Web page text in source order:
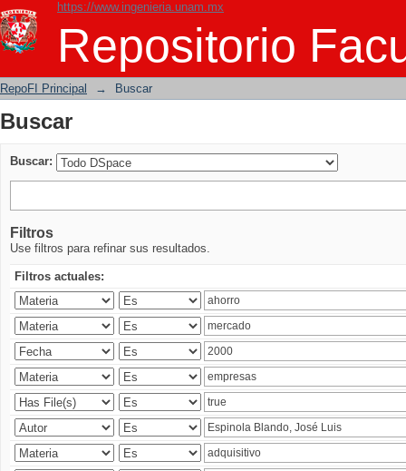
https://www.ingenieria.unam.mx
Repositorio
Buscar
RepoFI Principal → Buscar
Buscar
Buscar:
Filtros
Use filtros para refinar sus resultados.
Filtros actuales: